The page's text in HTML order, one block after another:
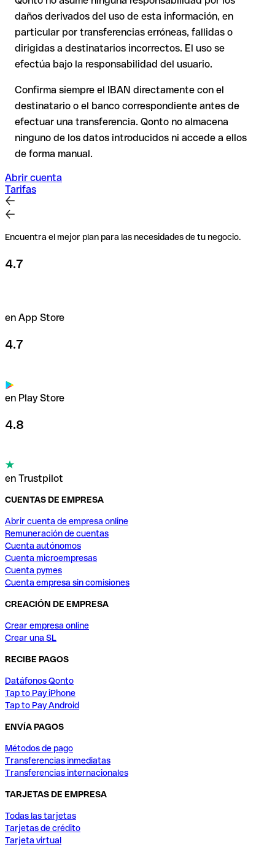
En transferencias internacionales fuera del espacio SEPA, la
recuperación es considerablemente más compleja y conlleva
comisiones .
Recomendación: Verifica cada IBAN antes de una
transferencia con nuestro IBAN Checker gratuito y, en caso
de duda, confírmalo directamente con el destinatario. Esta
precaución es especialmente importante con importes
elevados o nuevas relaciones comerciales.
daños derivados del uso de esta información, en
particular por transferencias erróneas, fallidas o
dirigidas a destinatarios incorrectos. El uso se
efectúa bajo la responsabilidad del usuario.
Confirma siempre el IBAN directamente con el
destinatario o el banco correspondiente antes de
efectuar una transferencia. Qonto no almacena
ninguno de los datos introducidos ni accede a ellos
de forma manual.
Abrir cuenta
Tarifas
Encuentra el mejor plan para las necesidades de tu negocio.
4.7
en App Store
4.7
en Play Store
4.8
en Trustpilot
CUENTAS DE EMPRESA
Abrir cuenta de empresa online
Remuneración de cuentas
Cuenta autónomos
Cuenta microempresas
Cuenta pymes
Cuenta empresa sin comisiones
CREACIÓN DE EMPRESA
Crear empresa online
Crear una SL
RECIBE PAGOS
Datáfonos Qonto
Tap to Pay iPhone
Tap to Pay Android
ENVÍA PAGOS
Métodos de pago
Transferencias inmediatas
Transferencias internacionales
TARJETAS DE EMPRESA
Todas las tarjetas
Tarjetas de crédito
Tarjeta virtual